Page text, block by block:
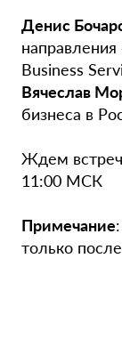
Денис
Business
Вячеслав
бизнеса в
Ждем
11:00 МСК
Примечание
только